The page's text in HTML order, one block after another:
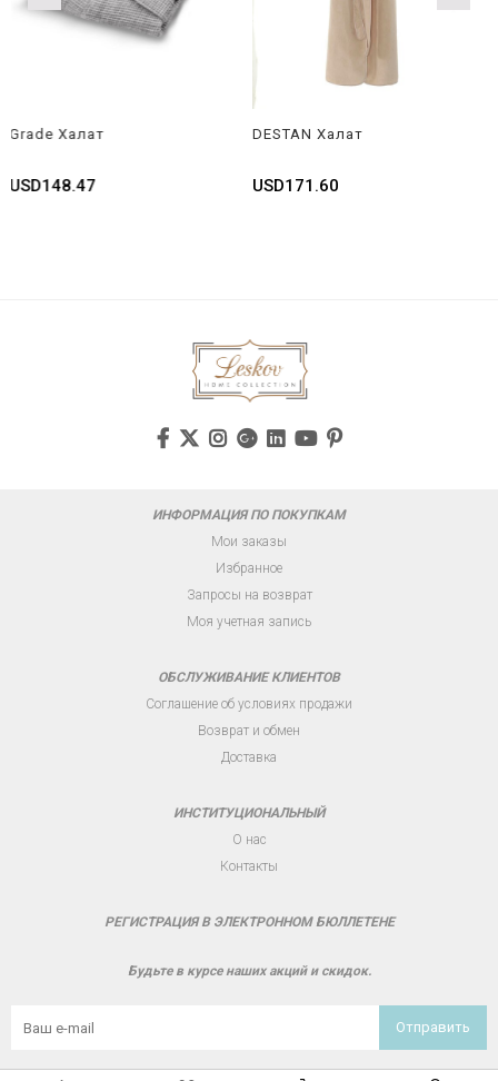
Халат DESTAN Халат
USD171.60
ИНФОРМАЦИЯ ПО ПОКУПКАМ
Мои заказы
Избранное
Запросы на возврат
Моя учетная запись
ОБСЛУЖИВАНИЕ КЛИЕНТОВ
Соглашение об условиях продажи
Возврат и обмен
Доставка
ИНСТИТУЦИОНАЛЬНЫЙ
О нас
Контакты
РЕГИСТРАЦИЯ В ЭЛЕКТРОННОМ БЮЛЛЕТЕНЕ
Будьте в курсе наших акций и скидок.
Отправить